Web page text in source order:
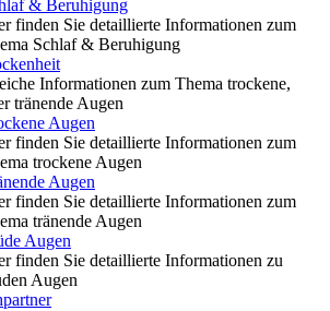
& Beruhigung
finden Sie detaillierte Informationen zum
Schlaf & Beruhigung
Informationen zum Thema trockene,
tränende Augen
Augen
finden Sie detaillierte Informationen zum
trockene Augen
Augen
finden Sie detaillierte Informationen zum
tränende Augen
Augen
finden Sie detaillierte Informationen zu
Augen